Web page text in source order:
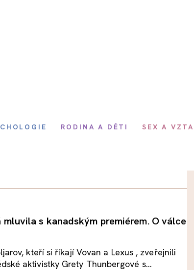
RODINA A DĚTI SEX A
s kanadským premiérem. O válce
kteří si říkají Vovan a Lexus , zveřejnili
aktivistky Grety Thunbergové s...